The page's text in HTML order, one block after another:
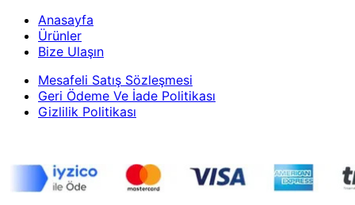
Anasayfa
Ürünler
Bize Ulaşın
Mesafeli Satış Sözleşmesi
Geri Ödeme Ve İade Politikası
Gizlilik Politikası